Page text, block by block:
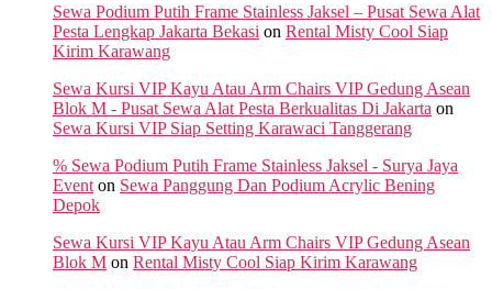
Sewa Podium Putih Frame Stainless Jaksel – Pusat Sewa Alat
Pesta Lengkap Jakarta Bekasi on Rental Misty Cool Siap
Kirim Karawang
Sewa Kursi VIP Kayu Atau Arm Chairs VIP Gedung Asean
Blok M - Pusat Sewa Alat Pesta Berkualitas Di Jakarta on
Sewa Kursi VIP Siap Setting Karawaci Tanggerang
% Sewa Podium Putih Frame Stainless Jaksel - Surya Jaya
Event on Sewa Panggung Dan Podium Acrylic Bening
Depok
Sewa Kursi VIP Kayu Atau Arm Chairs VIP Gedung Asean
Blok M on Rental Misty Cool Siap Kirim Karawang